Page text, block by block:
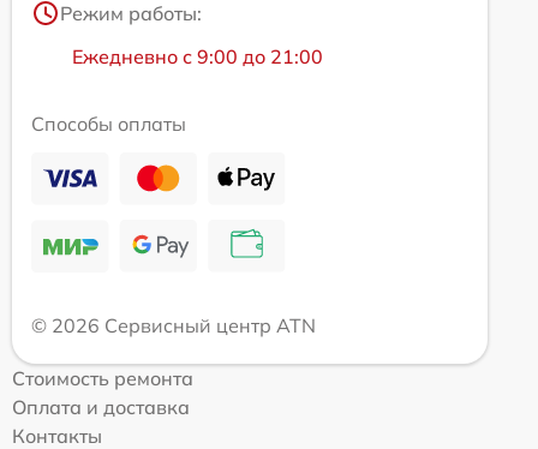
Режим работы:
Ежедневно с 9:00 до 21:00
Способы оплаты
© 2026 Сервисный центр ATN
Стоимость ремонта
Оплата и доставка
Контакты